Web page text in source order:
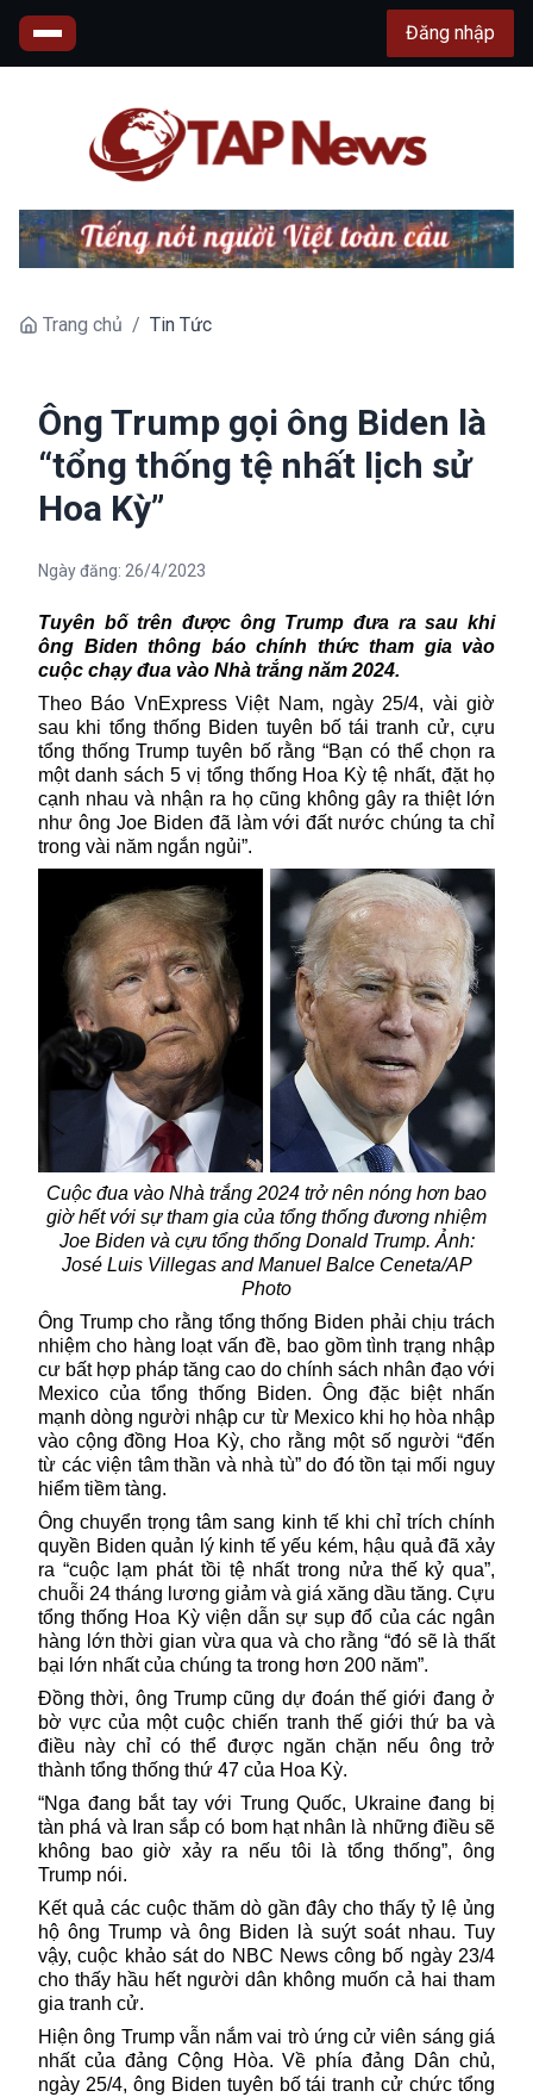
Đăng nhập
Trang chủ / Tin Tức
Ông Trump gọi ông Biden là
“tổng thống tệ nhất lịch sử
Hoa Kỳ”
Ngày đăng: 26/4/2023
Tuyên bố trên được ông Trump đưa ra sau khi
ông Biden thông báo chính thức tham gia vào
cuộc chạy đua vào Nhà trắng năm 2024.
Theo Báo VnExpress Việt Nam, ngày 25/4, vài giờ
sau khi tổng thống Biden tuyên bố tái tranh cử, cựu
tổng thống Trump tuyên bố rằng “Bạn có thể chọn ra
một danh sách 5 vị tổng thống Hoa Kỳ tệ nhất, đặt họ
cạnh nhau và nhận ra họ cũng không gây ra thiệt lớn
như ông Joe Biden đã làm với đất nước chúng ta chỉ
trong vài năm ngắn ngủi”.
Cuộc đua vào Nhà trắng 2024 trở nên nóng hơn bao
giờ hết với sự tham gia của tổng thống đương nhiệm
Joe Biden và cựu tổng thống Donald Trump. Ảnh:
José Luis Villegas and Manuel Balce Ceneta/AP
Photo
Ông Trump cho rằng tổng thống Biden phải chịu trách
nhiệm cho hàng loạt vấn đề, bao gồm tình trạng nhập
cư bất hợp pháp tăng cao do chính sách nhân đạo với
Mexico của tổng thống Biden. Ông đặc biệt nhấn
mạnh dòng người nhập cư từ Mexico khi họ hòa nhập
vào cộng đồng Hoa Kỳ, cho rằng một số người “đến
từ các viện tâm thần và nhà tù” do đó tồn tại mối nguy
hiểm tiềm tàng.
Ông chuyển trọng tâm sang kinh tế khi chỉ trích chính
quyền Biden quản lý kinh tế yếu kém, hậu quả đã xảy
ra “cuộc lạm phát tồi tệ nhất trong nửa thế kỷ qua”,
chuỗi 24 tháng lương giảm và giá xăng dầu tăng. Cựu
tổng thống Hoa Kỳ viện dẫn sự sụp đổ của các ngân
hàng lớn thời gian vừa qua và cho rằng “đó sẽ là thất
bại lớn nhất của chúng ta trong hơn 200 năm”.
Đồng thời, ông Trumpcũng dự đoán thế giới đang ở
bờ vực của một cuộc chiến tranh thế giới thứ ba và
điều này chỉ có thể được ngăn chặn nếu ông trở
thành tổng thống thứ 47 của Hoa Kỳ.
“Nga đang bắt tay với Trung Quốc, Ukraine đang bị
tàn phá và Iran sắp có bom hạt nhân là những điều sẽ
không bao giờ xảy ra nếu tôi là tổng thống”, ông
Trump nói.
Kết quả các cuộc thăm dò gần đây cho thấy tỷ lệ ủng
hộ ông Trump và ông Biden là suýt soát nhau. Tuy
vậy, cuộc khảo sát do NBC News công bố ngày 23/4
cho thấy hầu hết người dân không muốn cả hai tham
gia tranh cử.
Hiện ông Trump vẫn nắm vai trò ứng cử viên sáng giá
nhất của đảng Cộng Hòa. Về phía đảng Dân chủ,
ngày 25/4, ông Biden tuyên bố tái tranh cử chức tổng